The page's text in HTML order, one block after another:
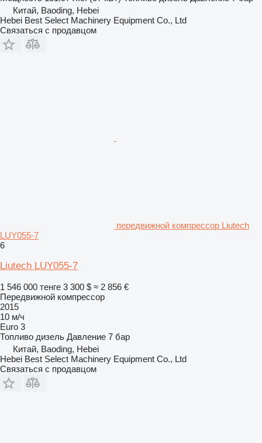
Китай, Baoding, Hebei
Hebei Best Select Machinery Equipment Co., Ltd
Связаться с продавцом
передвижной компрессор Liutech
LUY055-7
6
Liutech LUY055-7
1 546 000 тенге 3 300 $ ≈ 2 856 €
Передвижной компрессор
2015
10 м/ч
Euro 3
Топливо дизель Давление 7 бар
Китай, Baoding, Hebei
Hebei Best Select Machinery Equipment Co., Ltd
Связаться с продавцом